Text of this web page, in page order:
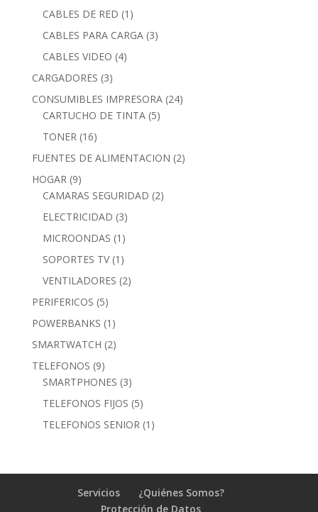
product
CABLES DE RED 1 1
product
CABLES PARA CARGA 33
CABLES VIDEO 44
CARGADORES 33
products
CONSUMIBLES IMPRESORA 2424
CARTUCHO DE TINTA 55
TONER 1616
products
FUENTES DE ALIMENTACION 22
HOGAR 99
products
CAMARAS SEGURIDAD 22
ELECTRICIDAD 33
products
MICROONDAS 1 1
product
SOPORTES TV 1 1
product
VENTILADORES 22
PERIFERICOS 55
products
POWERBANKS 1 1
product
SMARTWATCH 22
TELEFONOS 99
products
SMARTPHONES 33
products
TELEFONOS FIJOS 55
products
TELEFONOS SENIOR 1 1
Servicios
¿Quiénes Somos?
Protección de Datos